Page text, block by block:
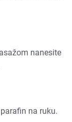
nanesite
na ruku.